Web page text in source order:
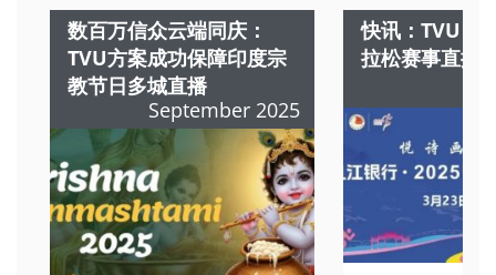
数百万信众云端同庆：
TVU方案成功保障印度宗
教节日多城直播
September 2025
快讯：TVU 方
拉松赛事直播